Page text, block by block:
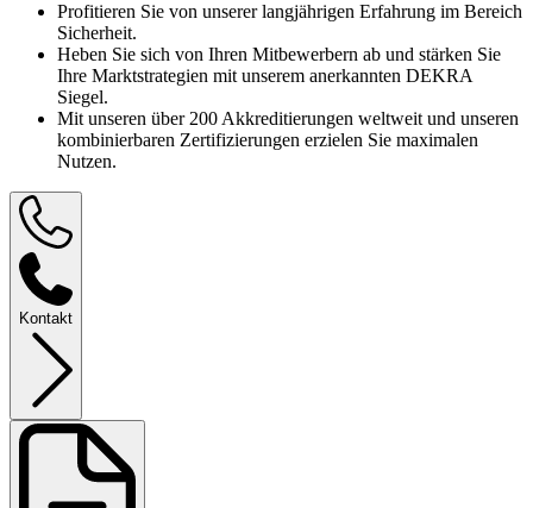
Profitieren Sie von unserer langjährigen Erfahrung im Bereich
Sicherheit.
Heben Sie sich von Ihren Mitbewerbern ab und stärken Sie
Ihre Marktstrategien mit unserem anerkannten DEKRA
Siegel.
Mit unseren über 200 Akkreditierungen weltweit und unseren
kombinierbaren Zertifizierungen erzielen Sie maximalen
Nutzen.
Kontakt